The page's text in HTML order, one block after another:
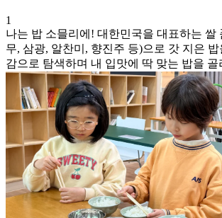
1
나는 밥 소믈리에! 대한민국을 대표하는 쌀
무, 삼광, 알찬미, 향진주 등)으로 갓 지은
감으로 탐색하며 내 입맛에 딱 맞는 밥을 골